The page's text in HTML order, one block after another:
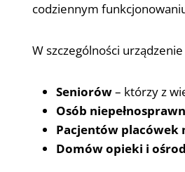
codziennym
W szczególności
Seniorów– którzy z
Osób
Pacjentów placówek
Domów opieki i